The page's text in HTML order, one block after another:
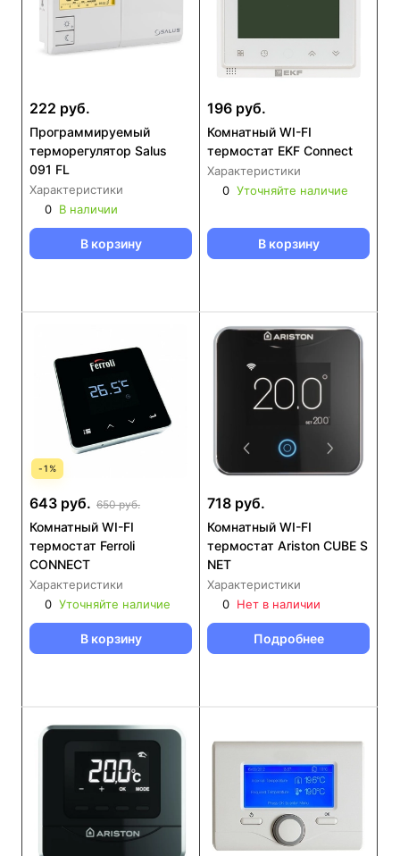
222 руб.
Программируемый
терморегулятор Salus
091 FL
Характеристики
0 В наличии
В корзину
196 руб.
Комнатный WI-FI
термостат EKF Connect
Характеристики
0 Уточняйте наличие
В корзину
-1%
643 руб. 650 руб.
Комнатный WI-FI
термостат Ferroli
CONNECT
Характеристики
0 Уточняйте наличие
В корзину
718 руб.
Комнатный WI-FI
термостат Ariston CUBE S
NET
Характеристики
0 Нет в наличии
Подробнее